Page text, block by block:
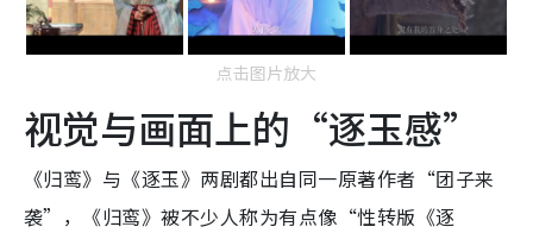
点击图片放大
视觉与画面上的“逐玉感”
《归鸾》与《逐玉》两剧都出自同一原著作者“团子来
袭”，《归鸾》被不少人称为有点像“性转版《逐